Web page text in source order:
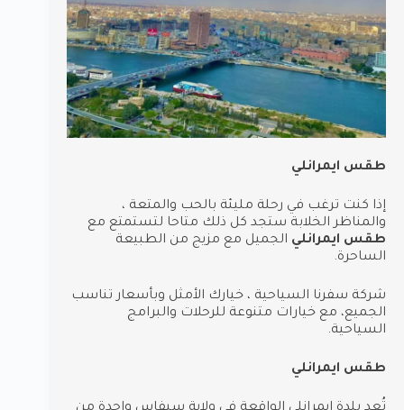
طقس ايمرانلي
إذا كنت ترغب في رحلة مليئة بالحب والمتعة ،
والمناظر الخلابة ستجد كل ذلك متاحا لتستمتع مع
طقس ايمرانلي الجميل مع مزيج من الطبيعة
الساحرة.
شركة سفرنا السياحية ، خيارك الأمثل وبأسعار تناسب
الجميع، مع خيارات متنوعة للرحلات والبرامج
السياحية.
طقس ايمرانلي